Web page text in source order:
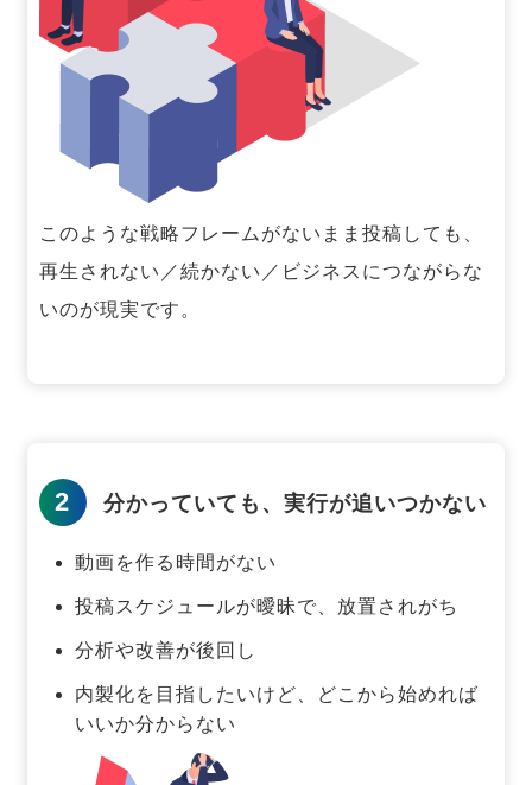
このような戦略フレームがないまま投稿しても、
再生されない／続かない／ビジネスにつながらな
いのが現実です。
2 分かっていても、実行が追いつかない
動画を作る時間がない
投稿スケジュールが曖昧で、放置されがち
分析や改善が後回し
内製化を目指したいけど、どこから始めれば
いいか分からない